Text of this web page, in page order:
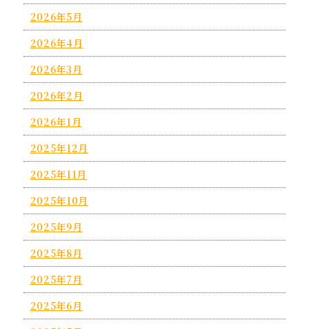
2026年5月
2026年4月
2026年3月
2026年2月
2026年1月
2025年12月
2025年11月
2025年10月
2025年9月
2025年8月
2025年7月
2025年6月